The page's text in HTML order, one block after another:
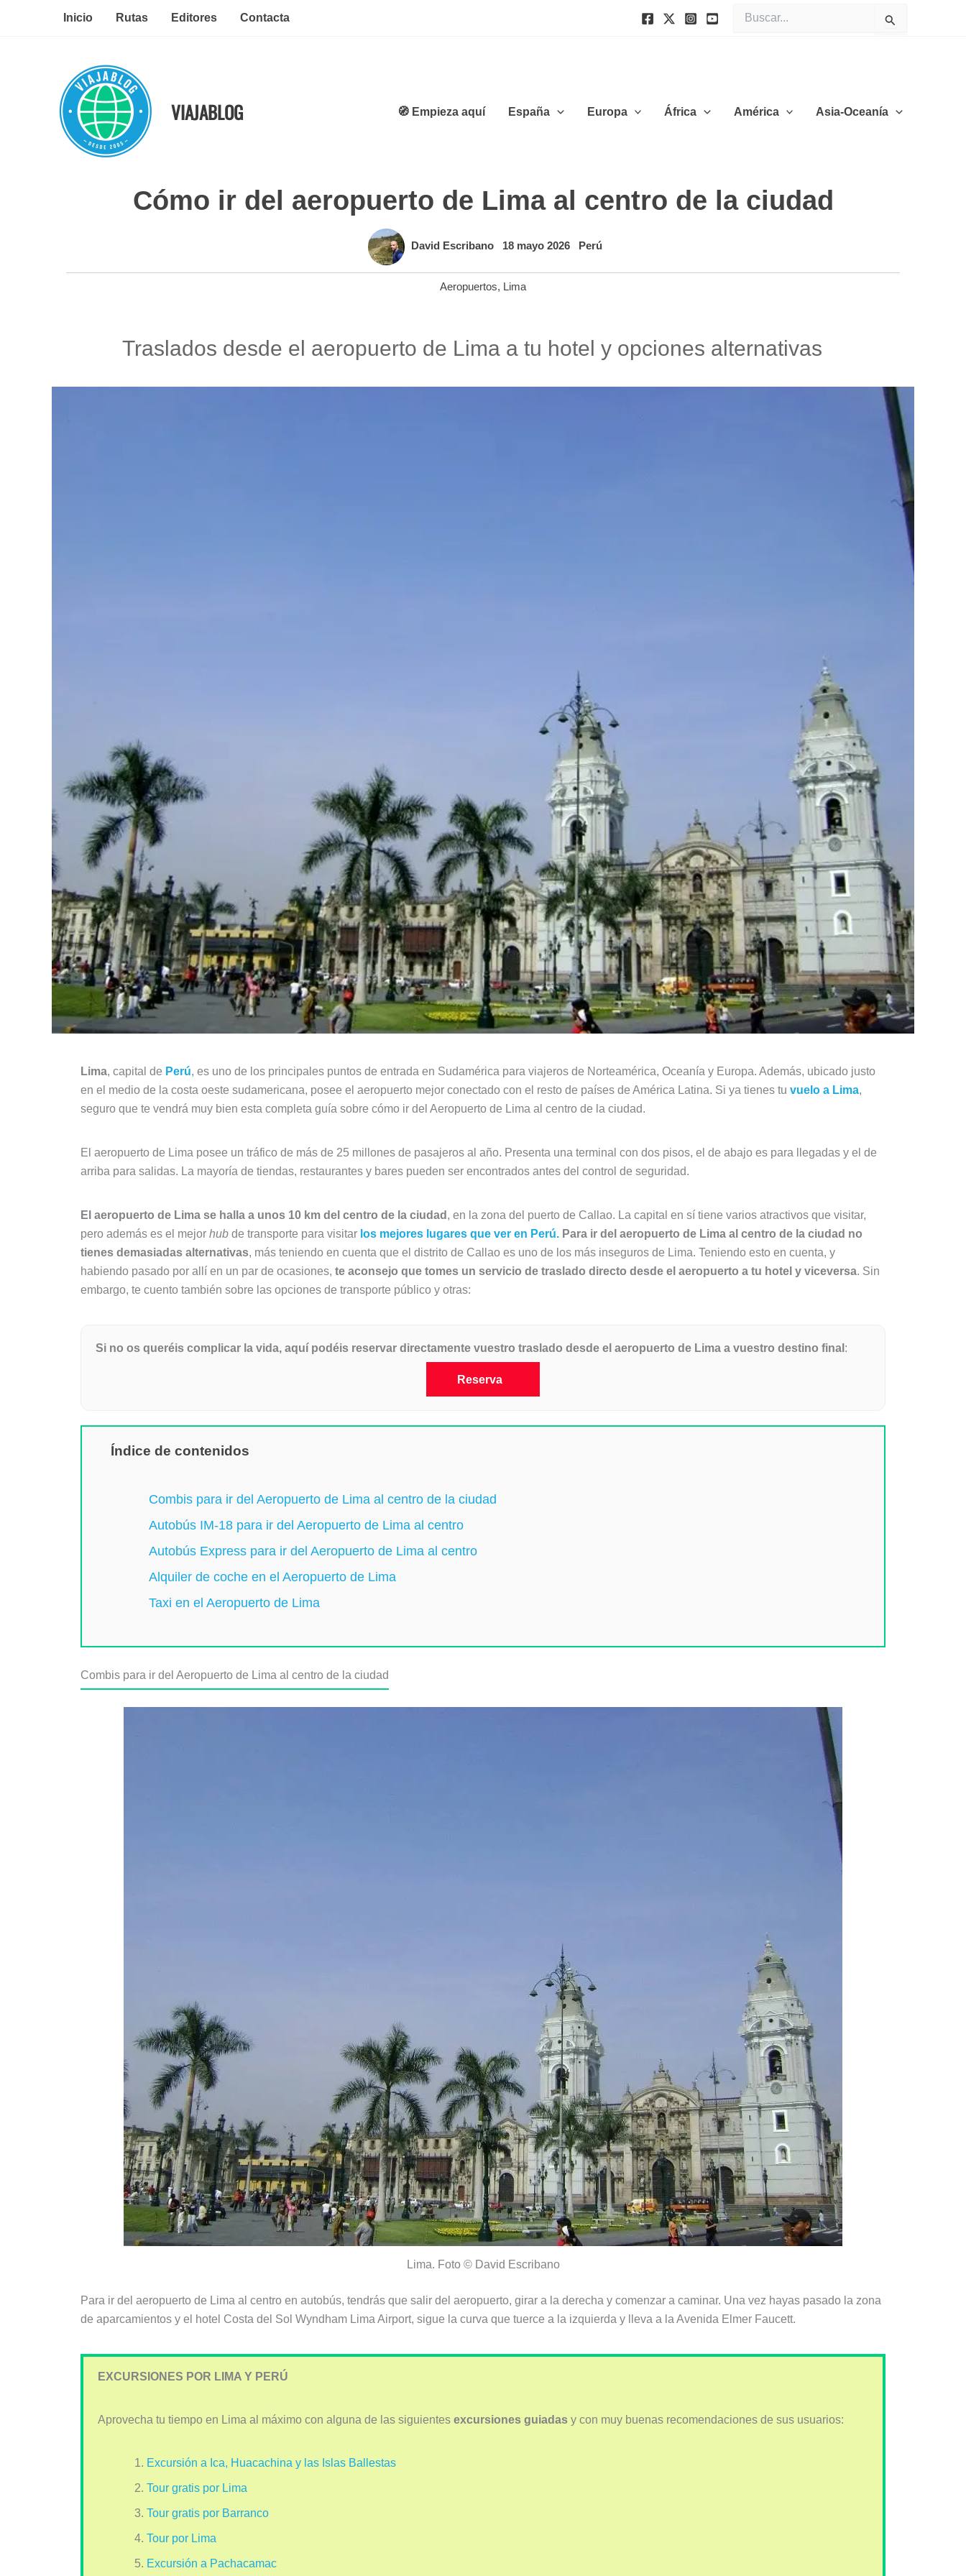
Inicio Rutas Editores Contacta
por:
VIAJABLOG 🧭 Empieza aquí España Europa África América Asia-Oceanía
Cómo ir del aeropuerto de Lima al centro de la ciudad
David Escribano 18 mayo 2026 Perú
Aeropuertos, Lima
Traslados desde el aeropuerto de Lima a tu hotel y opciones alternativas
Lima, capital de Perú, es uno de los principales puntos de entrada en Sudamérica para viajeros de Norteamérica, Oceanía y Europa. Además, ubicado justo
en el medio de la costa oeste sudamericana, posee el aeropuerto mejor conectado con el resto de países de América Latina. Si ya tienes tu vuelo a Lima,
seguro que te vendrá muy bien esta completa guía sobre cómo ir del Aeropuerto de Lima al centro de la ciudad.
El aeropuerto de Lima posee un tráfico de más de 25 millones de pasajeros al año. Presenta una terminal con dos pisos, el de abajo es para llegadas y el de
arriba para salidas. La mayoría de tiendas, restaurantes y bares pueden ser encontrados antes del control de seguridad.
El aeropuerto de Lima se halla a unos 10 km del centro de la ciudad , en la zona del puerto de Callao. La capital en sí tiene varios atractivos que visitar,
pero además es el mejor hub de transporte para visitar los mejores lugares que ver en Perú. Para ir del aeropuerto de Lima al centro de la ciudad no
tienes demasiadas alternativas, más teniendo en cuenta que el distrito de Callao es uno de los más inseguros de Lima. Teniendo esto en cuenta, y
habiendo pasado por allí en un par de ocasiones, te aconsejo que tomes un servicio de traslado directo desde el aeropuerto a tu hotel y viceversa. Sin
embargo, te cuento también sobre las opciones de transporte público y otras:
Si no os queréis complicar la vida, aquí podéis reservar directamente vuestro traslado desde el aeropuerto de Lima a vuestro destino final :
Reserva
Índice de contenidos
Combis para ir del Aeropuerto de Lima al centro de la ciudad
Autobús IM-18 para ir del Aeropuerto de Lima al centro
Autobús Express para ir del Aeropuerto de Lima al centro
Alquiler de coche en el Aeropuerto de Lima
Taxi en el Aeropuerto de Lima
Combis para ir del Aeropuerto de Lima al centro de la ciudad
Lima. Foto © David Escribano
Para ir del aeropuerto de Lima al centro en autobús, tendrás que salir del aeropuerto, girar a la derecha y comenzar a caminar. Una vez hayas pasado la zona
de aparcamientos y el hotel Costa del Sol Wyndham Lima Airport, sigue la curva que tuerce a la izquierda y lleva a la Avenida Elmer Faucett.
EXCURSIONES POR LIMA Y PERÚ
Aprovecha tu tiempo en Lima al máximo con alguna de las siguientes excursiones guiadas y con muy buenas recomendaciones de sus usuarios:
Excursión a Ica, Huacachina y las Islas Ballestas
Tour gratis por Lima
Tour gratis por Barranco
Tour por Lima
Excursión a Pachacamac